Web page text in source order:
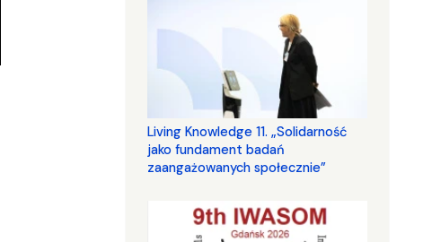
Living Knowledge 11. „Solidarność
jako fundament badań
zaangażowanych społecznie”